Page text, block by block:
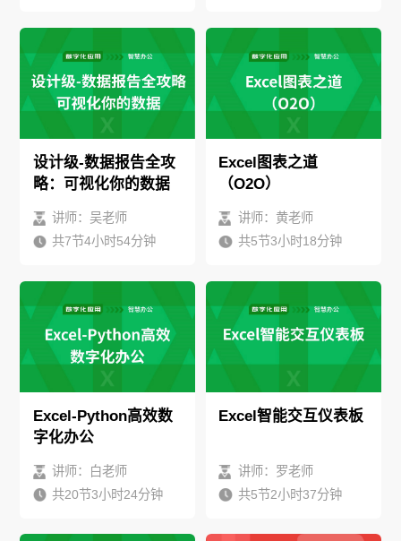
设计级-数据报告全攻
略：可视化你的数据
讲师：吴老师
共7节4小时54分钟
Excel图表之道
（O2O）
讲师：黄老师
共5节3小时18分钟
Excel-Python高效数
字化办公
讲师：白老师
共20节3小时24分钟
Excel智能交互仪表板
讲师：罗老师
共5节2小时37分钟